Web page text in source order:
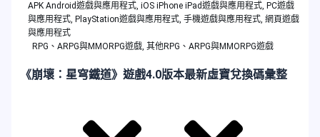
APK Android遊戲與應用程式, iOS iPhone iPad遊戲與應用程式, PC遊戲
與應用程式, PlayStation遊戲與應用程式, 手機遊戲與應用程式, 網頁遊戲
與應用程式
RPG、ARPG與MMORPG遊戲, 其他RPG、ARPG與MMORPG遊戲
《崩壞：星穹鐵道》遊戲4.0版本最新虛寶兌換碼彙整